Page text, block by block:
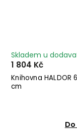
Knihovna HALDOR
cm
Skladem u
1 804 Kč